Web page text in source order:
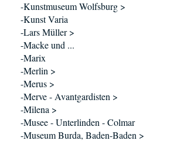
-Kunstmuseum Wolfsburg >
-Kunst Varia
-Lars Müller >
-Macke und ...
-Marix
-Merlin >
-Merus >
-Merve - Avantgardisten >
-Milena >
-Musee - Unterlinden - Colmar
-Museum Burda, Baden-Baden >